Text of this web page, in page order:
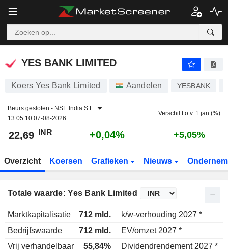
YES BANK LIMITED
YES BANK LIMITED
Koers Yes Bank Limited Aandelen YESBANK
Beurs gesloten - NSE India S.E.
13:05:10 07-08-2026
Verschil t.o.v. 1 jan (%)
22,69 INR +0,04% +5,05%
Overzicht Koersen Grafieken Nieuws
Totale waarde: Yes Bank Limited
Marktkapitalisatie 712 mld. k/w-verhouding 2027 *
Bedrijfswaarde
712 mld. EV/omzet 2027 *
Vrij verhandelbaar
55,84% Dividendrendement 2027 *